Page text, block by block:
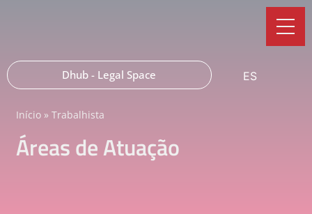
Dhub - Legal Space ES
Início » Trabalhista
Áreas de Atuação